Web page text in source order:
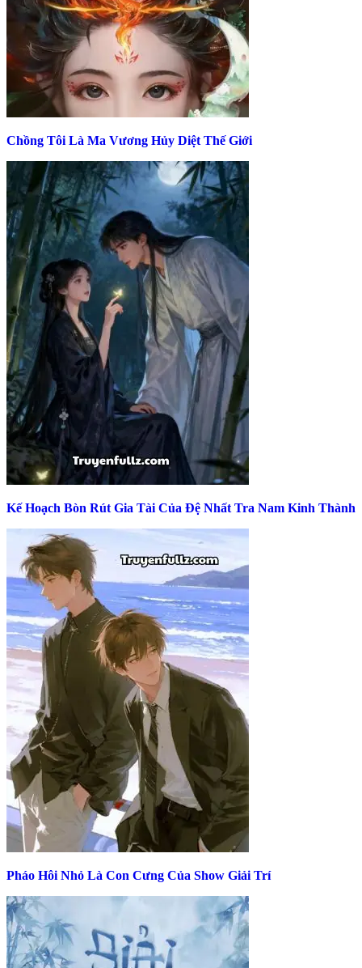
Chồng Tôi Là Ma Vương Hủy Diệt Thế Giới
Kế Hoạch Bòn Rút Gia Tài Của Đệ Nhất Tra Nam Kinh Thành
Pháo Hôi Nhỏ Là Con Cưng Của Show Giải Trí